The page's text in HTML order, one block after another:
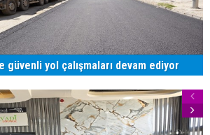
güvenli yol çalışmaları devam ediyor